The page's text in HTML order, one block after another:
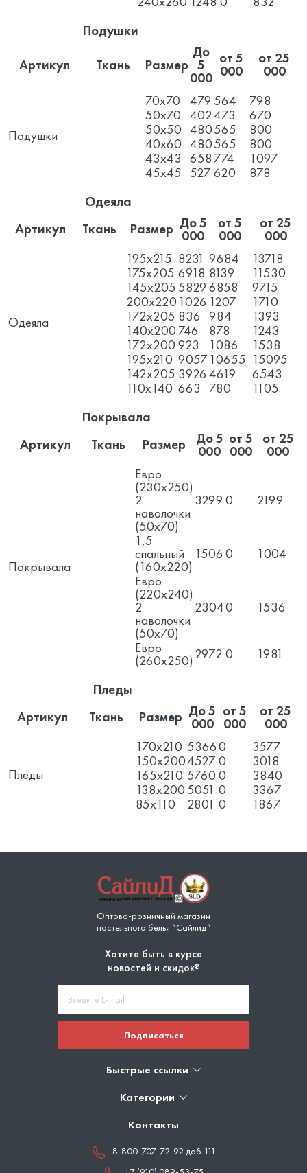
Подушки
Артикул
Ткань Размер
До
5
000
от 5
000
от 25
000
Подушки
70x70 479 564
798
50x70 402473
670
50x50 480565
800
40x60 480565
800
43х43 658 774
1097
45х45 527620
878
Одеяла
Артикул
Ткань Размер До 5
000
от 5
000
от 25
000
Одеяла
195x215 8231 9684
13718
175x205 6918 8139
11530
145x2055829 6858
9715
200x220 1026 1207
1710
172x205 836 984
1393
140x200 746 878
1243
172x200 923 1086
1538
195x210 9057 10655 15095
142x205 3926 4619
6543
110x140 663 780
1105
Покрывала
Артикул
Ткань Размер До 5
000
от 5
000
от 25
000
Покрывала
Евро
(230х250)
2
наволочки
(50х70)
3299 0 2199
1,5
спальный
(160x220)
1506 0
1004
Евро
(220х240)
2
наволочки
(50х70)
23040 1536
Евро
(260х250) 2972 0 1981
Пледы
Артикул
Ткань Размер До 5
000
от 5
000
от 25
000
Пледы
170x210 53660
3577
150x20045270
3018
165x210 5760 0
3840
138x2005051 0
3367
85x110
2801 0 1867
Оптово-розничный магазин
постельного белья “Сайлид”
Хотите быть в курсе
новостей и скидок?
Подписаться
Быстрые ссылки
Категории
Контакты
8-800-707-72-92 доб.111